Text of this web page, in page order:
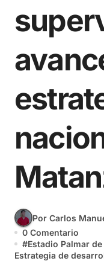
Por Carlos
0 Comentario
#Estadio Palmar
Estrategia de